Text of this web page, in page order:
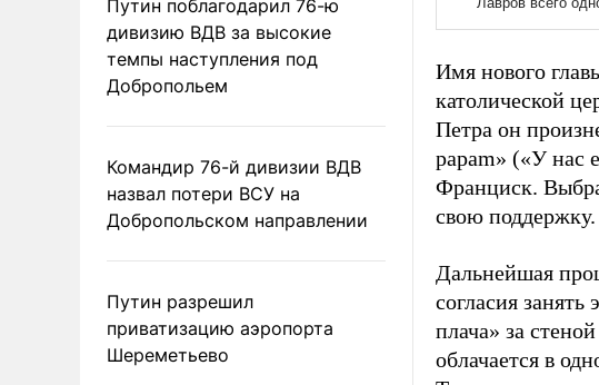
Путин поблагодарил 76-ю
дивизию ВДВ за высокие
темпы наступления под
Добропольем
Командир 76-й дивизии ВДВ
назвал потери ВСУ на
Добропольском направлении
Путин разрешил
приватизацию аэропорта
Шереметьево
Имя нового
католической
Петра он
papam» («У нас
Франциск.
свою поддержку.
Дальнейшая
согласия
плача» за
облачается в